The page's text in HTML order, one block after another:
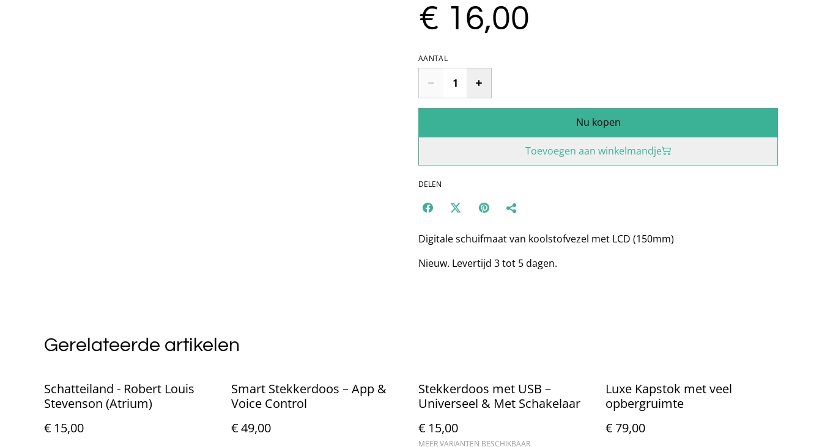
€ 16,00
AANTAL
Nu kopen
Toevoegen aan winkelmandje
DELEN
Digitale schuifmaat van koolstofvezel met LCD (150mm)
Nieuw. Levertijd 3 tot 5 dagen.
Gerelateerde artikelen
Schatteiland - Robert Louis
Stevenson (Atrium)
€ 15,00
Smart Stekkerdoos – App &
Voice Control
€ 49,00
Stekkerdoos met USB –
Universeel & Met Schakelaar
€ 15,00
MEER VARIANTEN BESCHIKBAAR
Luxe Kapstok met veel
opbergruimte
€ 79,00